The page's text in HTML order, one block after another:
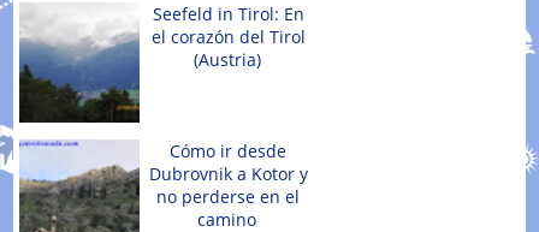
Seefeld in Tirol: En
el corazón del Tirol
(Austria)
Cómo ir desde
Dubrovnik a Kotor y
no perderse en el
camino